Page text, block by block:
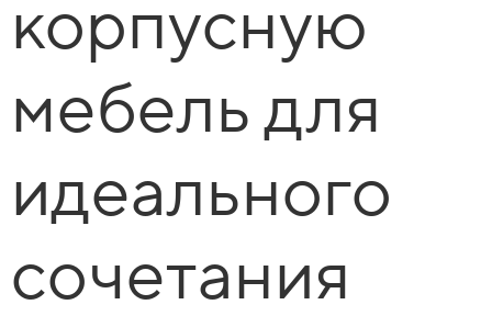
корпусную
мебель для
идеального
сочетания